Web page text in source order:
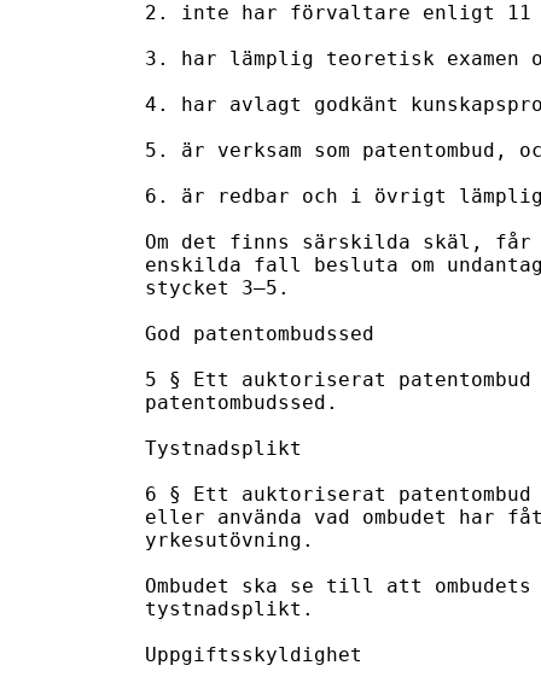
2. inte har förvaltare enligt 11
3. har lämplig teoretisk examen
4. har avlagt godkänt
5. är verksam som patentombud,
6. är redbar och i övrigt lämplig
Om det finns särskilda skäl, får
enskilda fall besluta om
stycket 3–5.
God patentombudssed
5 § Ett auktoriserat
patentombudssed.
Tystnadsplikt
6 § Ett auktoriserat
eller använda vad ombudet har
yrkesutövning.
Ombudet ska se till att
tystnadsplikt.
Uppgiftsskyldighet